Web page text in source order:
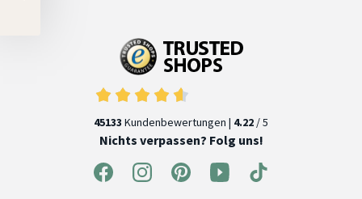
45133 Kundenbewertungen | 4.22 / 5
Nichts verpassen? Folg uns!